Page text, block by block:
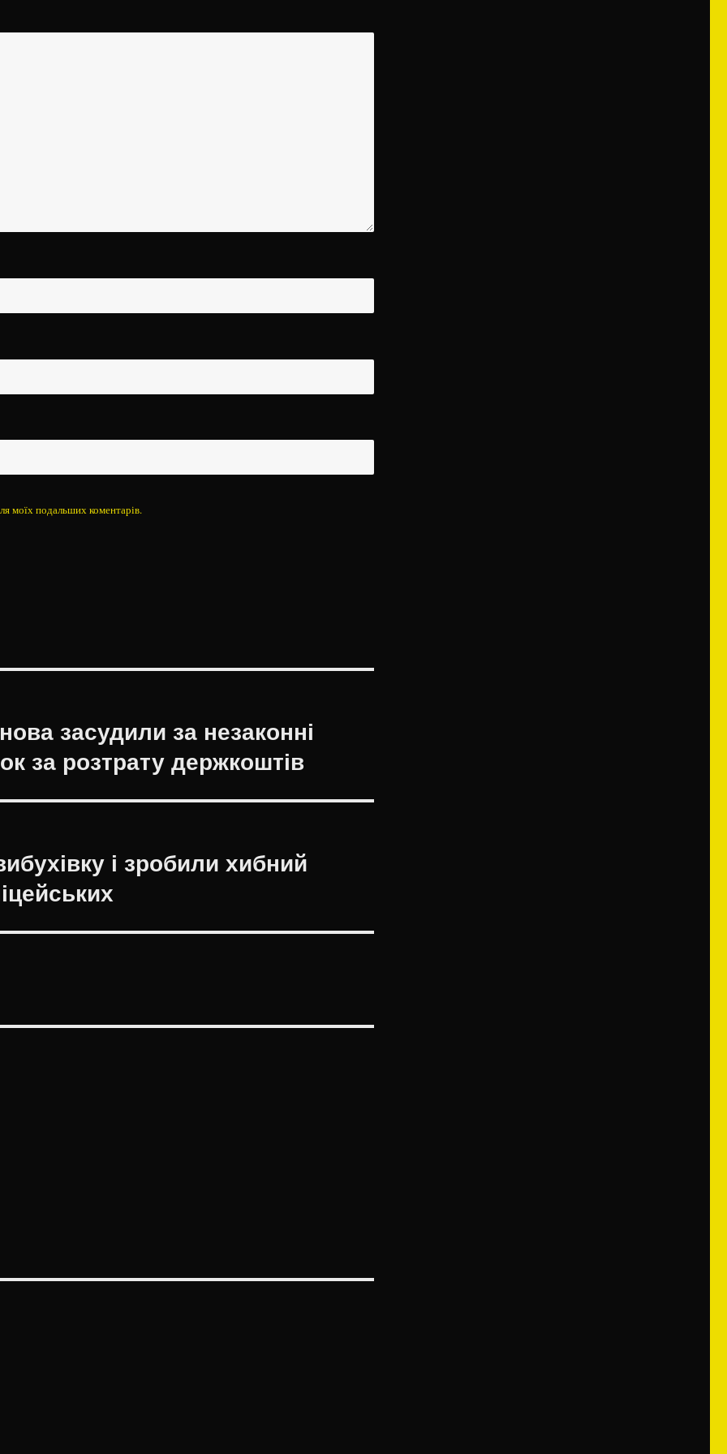
моїх подальших коментарів.
засудили за незаконні
за розтрату держкоштів
і зробили хибний